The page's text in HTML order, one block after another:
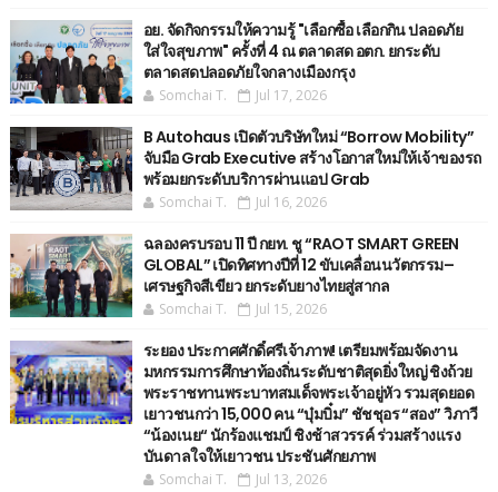
อย. จัดกิจกรรมให้ความรู้ "เลือกซื้อ เลือกกิน ปลอดภัย
ใส่ใจสุขภาพ" ครั้งที่ 4 ณ ตลาดสด อตก. ยกระดับ
ตลาดสดปลอดภัยใจกลางเมืองกรุง
Somchai T. Jul 17, 2026
B Autohaus เปิดตัวบริษัทใหม่ “Borrow Mobility”
จับมือ Grab Executive สร้างโอกาสใหม่ให้เจ้าของรถ
พร้อมยกระดับบริการผ่านแอป Grab
Somchai T. Jul 16, 2026
ฉลองครบรอบ 11 ปี กยท. ชู “RAOT SMART GREEN
GLOBAL” เปิดทิศทางปีที่ 12 ขับเคลื่อนนวัตกรรม–
เศรษฐกิจสีเขียว ยกระดับยางไทยสู่สากล
Somchai T. Jul 15, 2026
ระยอง ประกาศศักดิ์ศรีเจ้าภาพ! เตรียมพร้อมจัดงาน
มหกรรมการศึกษาท้องถิ่นระดับชาติสุดยิ่งใหญ่ ชิงถ้วย
พระราชทานพระบาทสมเด็จพระเจ้าอยู่หัว รวมสุดยอด
เยาวชนกว่า 15,000 คน “บุ๋มบิ๋ม” ชัชชุอร “สอง” วิภาวี
“น้องเนย“ นักร้องแชมป์ ชิงช้าสวรรค์ ร่วมสร้างแรง
บันดาลใจให้เยาวชน ประชันศักยภาพ
Somchai T. Jul 13, 2026